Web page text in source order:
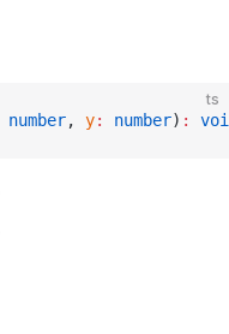
ts
number, y: number) :